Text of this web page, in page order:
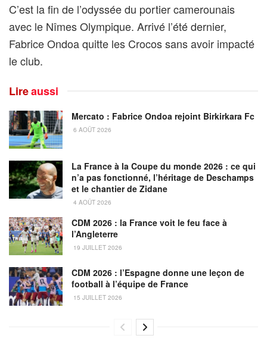
C’est la fin de l’odyssée du portier camerounais
avec le Nîmes Olympique. Arrivé l’été dernier,
Fabrice Ondoa quitte les Crocos sans avoir impacté
le club.
Lireaussi
Mercato : Fabrice Ondoa rejoint Birkirkara Fc
6 AOÛT 2026
La France à la Coupe du monde 2026 : ce qui
n’a pas fonctionné, l’héritage de Deschamps
et le chantier de Zidane
4 AOÛT 2026
CDM 2026 : la France voit le feu face à
l’Angleterre
19 JUILLET 2026
CDM 2026 : l’Espagne donne une leçon de
football à l’équipe de France
15 JUILLET 2026